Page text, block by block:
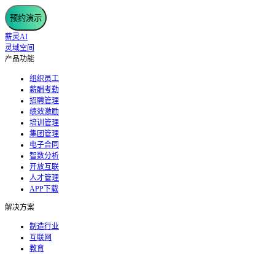
预约演示
薪灵AI
灵域空间
产品功能
组织员工
薪酬考勤
招聘管理
绩效激励
培训管理
集团管理
电子合同
智数分析
开放互联
人才管理
APP下载
解决方案
制造行业
互联网
教育